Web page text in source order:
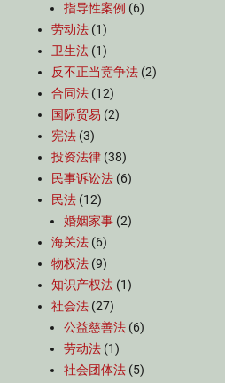
指导性案例 (6)
劳动法 (1)
卫生法 (1)
反不正当竞争法 (2)
合同法 (12)
国际贸易 (2)
宪法 (3)
投资法律 (38)
民事诉讼法 (6)
民法 (12)
婚姻家事 (2)
海关法 (6)
物权法 (9)
知识产权法 (1)
社会法 (27)
公益慈善法 (6)
劳动法 (1)
社会团体法 (5)